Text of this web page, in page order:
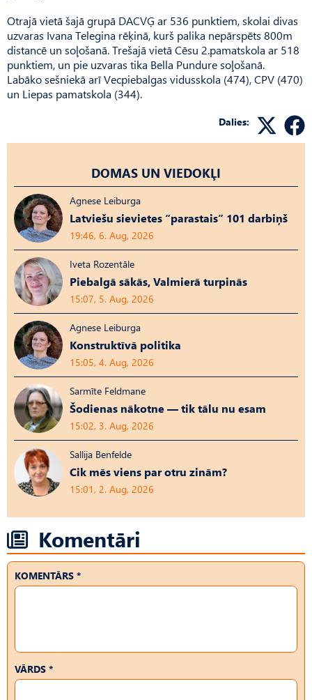
Otrajā vietā šajā grupā DACVĢ ar 536 punktiem, skolai divas
uzvaras Ivana Telegina rēķinā, kurš palika nepārspēts 800m
distancē un soļošanā. Trešajā vietā Cēsu 2.pamatskola ar 518
punktiem, un pie uzvaras tika Bella Pundure soļošanā.
Labāko sešniekā arī Vecpiebalgas vidusskola (474), CPV (470)
un Liepas pamatskola (344).
Dalies:
DOMAS UN VIEDOKĻI
Agnese Leiburga
Latviešu sievietes “parastais” 101 darbiņš
19:46, 6. Aug, 2026
Iveta Rozentāle
Piebalgā sākās, Valmierā turpinās
15:07, 5. Aug, 2026
Agnese Leiburga
Konstruktīvā politika
15:05, 4. Aug, 2026
Sarmīte Feldmane
Šodienas nākotne — tik tālu nu esam
15:02, 3. Aug, 2026
Sallija Benfelde
Cik mēs viens par otru zinām?
15:01, 2. Aug, 2026
Komentāri
KOMENTĀRS *
VĀRDS *